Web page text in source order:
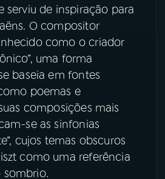
serviu de inspiração para
O compositor
como o criador
uma forma
baseia em fontes
poemas e
composições mais
se as sinfonias
cujos temas obscuros
como uma referência